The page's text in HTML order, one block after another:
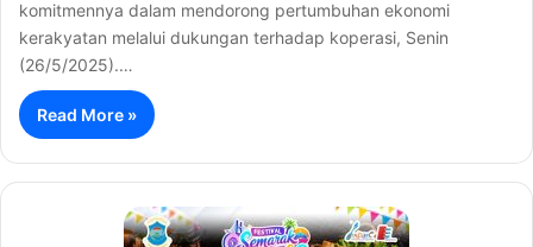
komitmennya dalam mendorong pertumbuhan ekonomi
kerakyatan melalui dukungan terhadap koperasi, Senin
(26/5/2025).…
Read More »